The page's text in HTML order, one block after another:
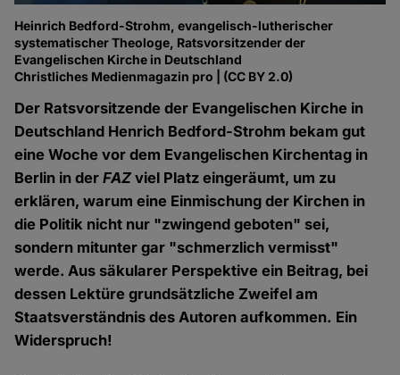
Heinrich Bedford-Strohm, evangelisch-lutherischer
systematischer Theologe, Ratsvorsitzender der
Evangelischen Kirche in Deutschland
Christliches Medienmagazin pro | (CC BY 2.0)
Der Ratsvorsitzende der Evangelischen Kirche in
Deutschland Henrich Bedford-Strohm bekam gut
eine Woche vor dem Evangelischen Kirchentag in
Berlin in derFAZ viel Platz eingeräumt, um zu
erklären, warum eine Einmischung der Kirchen in
die Politik nicht nur "zwingend geboten" sei,
sondern mitunter gar "schmerzlich vermisst"
werde. Aus säkularer Perspektive ein Beitrag, bei
dessen Lektüre grundsätzliche Zweifel am
Staatsverständnis des Autoren aufkommen. Ein
Widerspruch!